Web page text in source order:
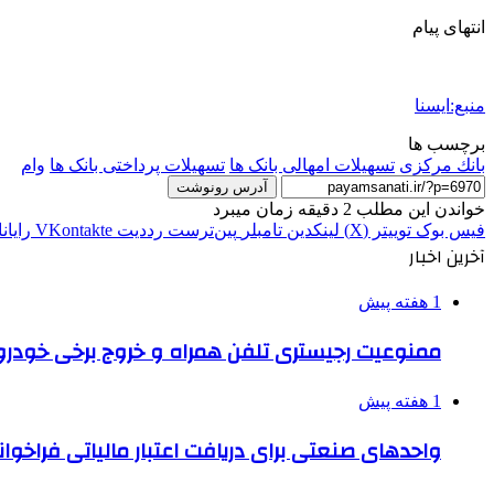
انتهای پیام
منبع:ایسنا
برچسب ها
بانك مركزی تسهیلات امهالی بانک ها تسهیلات پرداختی بانک ها وام
آدرس رونوشت
خواندن این مطلب 2 دقیقه زمان میبرد
فیس بوک توییتر (X) لینکدین ‫تامبلر ‫پین‌ترست ‫رددیت ‫VKontakte
آخرین اخبار
1 هفته پیش
ممنوعیت رجیستری تلفن همراه و خروج برخی
1 هفته پیش
واحدهای صنعتی برای دریافت اعتبار مالیاتی